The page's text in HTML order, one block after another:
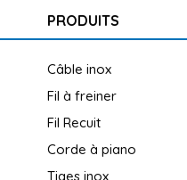
PRODUITS
Câble inox
Fil à freiner
Fil Recuit
Corde à piano
Tiges inox